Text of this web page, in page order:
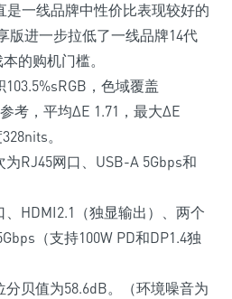
是一线品牌中性价比表现较好的
版进一步拉低了一线品牌14代
的购机门槛。
，色域覆盖
考，平均ΔE 1.71，最大ΔE
。
RJ45网口、USB-A 5Gbps和
HDMI2.1 （独显输出） 、两个
（支持100W PD和DP1.4独
贝值为58.6dB。
（环境噪音为